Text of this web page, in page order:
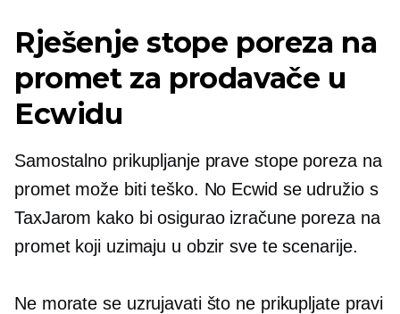
Rješenje stope poreza na
promet za prodavače u
Ecwidu
Samostalno prikupljanje prave stope poreza na
promet može biti teško. No Ecwid se udružio s
TaxJarom kako bi osigurao izračune poreza na
promet koji uzimaju u obzir sve te scenarije.
Ne morate se uzrujavati što ne prikupljate pravi